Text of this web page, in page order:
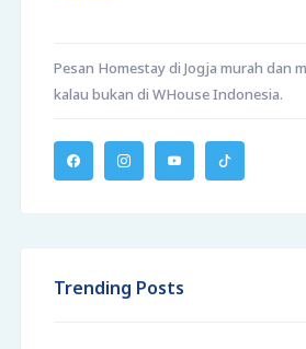
Pesan Homestay di Jogja murah dan
kalau bukan di WHouse Indonesia.
Trending Posts